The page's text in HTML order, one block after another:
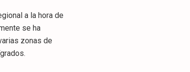
a la hora de
se ha
zonas de